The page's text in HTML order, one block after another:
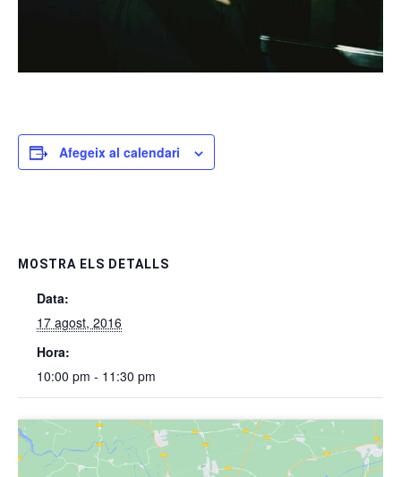
Afegeix al calendari
MOSTRA ELS DETALLS
Data:
17 agost, 2016
Hora:
10:00 pm - 11:30 pm